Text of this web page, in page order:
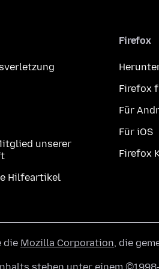
unserer
Hilfeartikel
Firefox
Firefox
Für
Für iOS
Firefox
die Mozilla Corporation, die